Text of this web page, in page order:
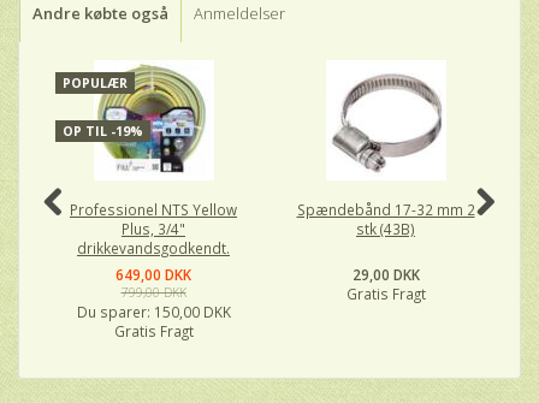
Andre købte også Anmeldelser
POPULÆR
OP TIL -19%
Professionel NTS Yellow
Plus, 3/4"
drikkevandsgodkendt.
649,00 DKK
799,00 DKK
Du sparer: 150,00 DKK
Gratis Fragt
Spændebånd 17-32 mm 2
stk (43B)
29,00 DKK
Gratis Fragt